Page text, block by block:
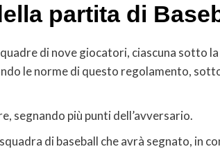
partita di
di nove giocatori, ciascuna sotto
le norme di questo regolamento,
segnando più punti dell’avversario.
di baseball che avrà segnato, in